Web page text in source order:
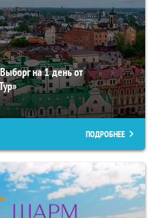
на 1 день от
ПОДРОБНЕЕ